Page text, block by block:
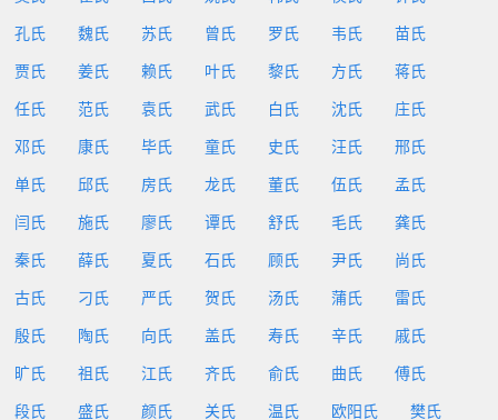
孔氏 魏氏 苏氏 曾氏 罗氏 韦氏 苗氏
贾氏 姜氏 赖氏 叶氏 黎氏 方氏 蒋氏
任氏 范氏 袁氏 武氏 白氏 沈氏 庄氏
邓氏 康氏 毕氏 童氏 史氏 汪氏 邢氏
单氏 邱氏 房氏 龙氏 董氏 伍氏 孟氏
闫氏 施氏 廖氏 谭氏 舒氏 毛氏 龚氏
秦氏 薛氏 夏氏 石氏 顾氏 尹氏 尚氏
古氏 刁氏 严氏 贺氏 汤氏 蒲氏 雷氏
殷氏 陶氏 向氏 盖氏 寿氏 辛氏 戚氏
旷氏 祖氏 江氏 齐氏 俞氏 曲氏 傅氏
段氏 盛氏 颜氏 关氏 温氏 欧阳氏 樊氏